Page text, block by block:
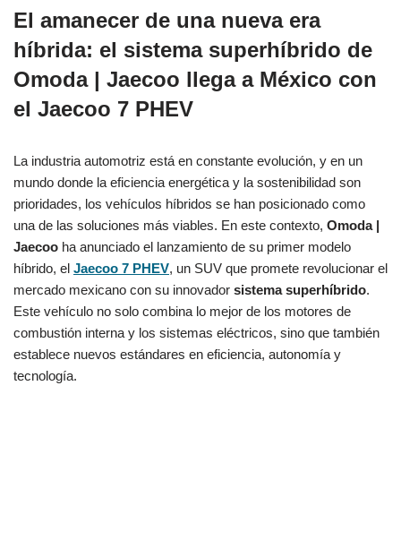
El amanecer de una nueva era
híbrida: el sistema superhíbrido de
Omoda | Jaecoo llega a México con
el Jaecoo 7 PHEV
La industria automotriz está en constante evolución, y en un
mundo donde la eficiencia energética y la sostenibilidad son
prioridades, los vehículos híbridos se han posicionado como
una de las soluciones más viables. En este contexto, Omoda |
Jaecoo ha anunciado el lanzamiento de su primer modelo
híbrido, el Jaecoo 7 PHEV, un SUV que promete revolucionar el
mercado mexicano con su innovador sistema superhíbrido.
Este vehículo no solo combina lo mejor de los motores de
combustión interna y los sistemas eléctricos, sino que también
establece nuevos estándares en eficiencia, autonomía y
tecnología.